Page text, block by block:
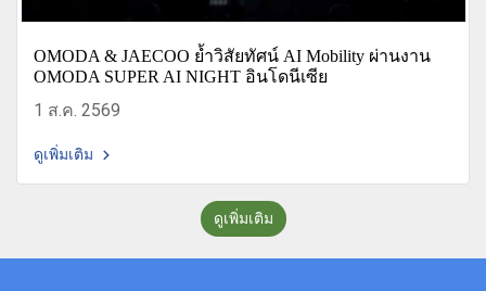
OMODA & JAECOO ย้ำวิสัยทัศน์ AI Mobility ผ่านงาน
OMODA SUPER AI NIGHT อินโดนีเซีย
1 ส.ค. 2569
ดูเพิ่มเติม
ดูเพิ่มเติม